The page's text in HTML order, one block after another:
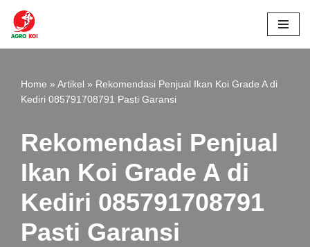
Lompat
Home » Artikel » Rekomendasi Penjual Ikan Koi Grade A di
Kediri 085791708791 Pasti Garansi
Rekomendasi Penjual
Ikan Koi Grade A di
Kediri 085791708791
Pasti Garansi